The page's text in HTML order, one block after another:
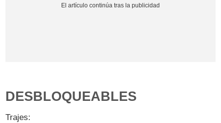
DESBLOQUEABLES
Trajes: